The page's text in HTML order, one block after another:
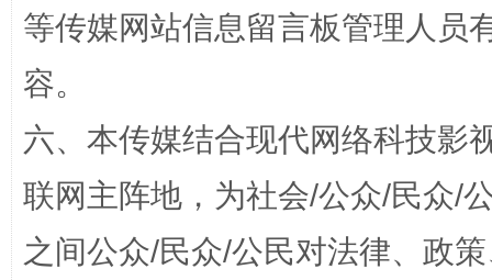
等传媒网站信息留言板管理人员
容。
六、本传媒结合现代网络科技影
联网主阵地，为社会/公众/民众/
之间公众/民众/公民对法律、政